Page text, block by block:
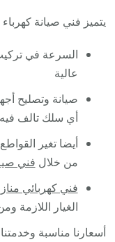
يتميز فني صيانة
السرعة في
عالية
صيانة وتصليح
أي سلك تالف فيه
أيضا تغير
من خلال فني
فني كهربائي
الغيار اللازمة